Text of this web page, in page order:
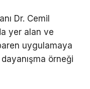
Dr. Cemil
yer alan ve
uygulamaya
örneği